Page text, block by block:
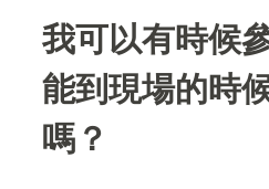
我可以有時候
能到現場的時
嗎？